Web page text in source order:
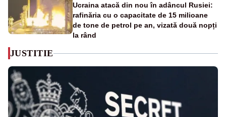
Ucraina atacă din nou în adâncul Rusiei:
rafinăria cu o capacitate de 15 milioane
de tone de petrol pe an, vizată două nopți
la rând
JUSTITIE